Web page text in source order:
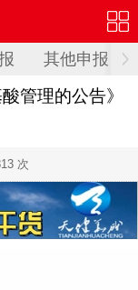
其他申报
管理的公告》
次